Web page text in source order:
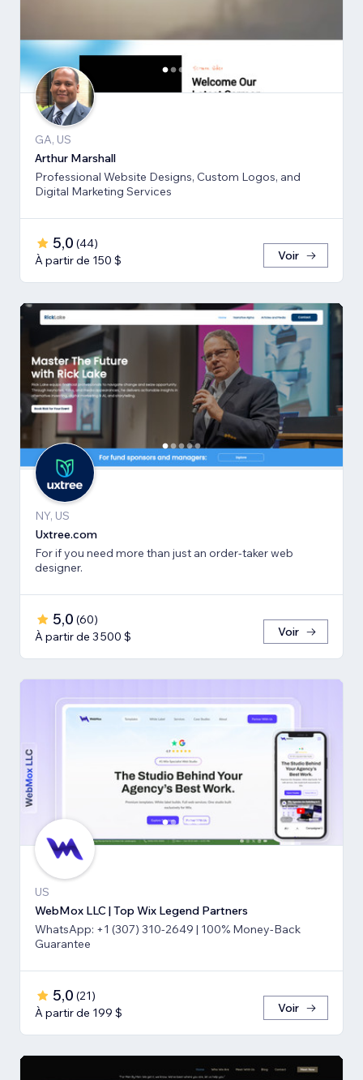
GA, US
Arthur Marshall
Professional Website Designs, Custom Logos, and
Digital Marketing Services
5,0 (44)
À partir de 150 $
Voir
NY, US
Uxtree.com
For if you need more than just an order-taker web
designer.
5,0 (60)
À partir de 3 500 $
Voir
US
WebMox LLC | Top Wix Legend Partners
WhatsApp: +1 (307) 310-2649 | 100% Money-Back
Guarantee
5,0 (21)
À partir de 199 $
Voir